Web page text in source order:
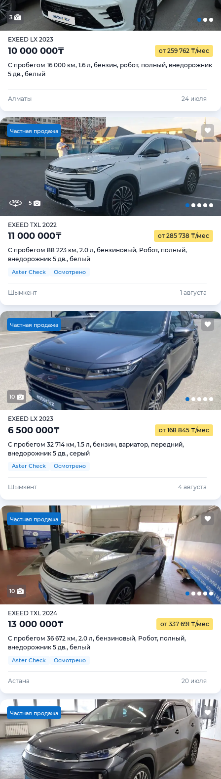
3
EXEED LX 2023
10 000 000₸ от 259 762 ₸/мес
С пробегом 16 000 км, 1.6 л, бензин, робот, полный, внедорожник
5 дв., белый
Алматы 24 июля
Частная продажа
5
EXEED TXL 2022
11 000 000₸ от 285 738 ₸/мес
С пробегом 88 223 км, 2.0 л, бензиновый, Робот, полный,
внедорожник 5 дв., белый
Aster Check Осмотрено
Шымкент 1 августа
Частная продажа
10
EXEED LX 2023
6 500 000₸ от 168 845 ₸/мес
С пробегом 32 714 км, 1.5 л, бензин, вариатор, передний,
внедорожник 5 дв., серый
Aster Check Осмотрено
Шымкент 4 августа
Частная продажа
10
EXEED TXL 2024
13 000 000₸ от 337 691 ₸/мес
С пробегом 36 672 км, 2.0 л, бензиновый, Робот, полный,
внедорожник 5 дв., белый
Aster Check Осмотрено
Астана 20 июля
Частная продажа